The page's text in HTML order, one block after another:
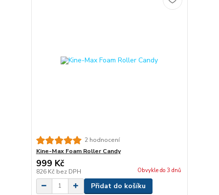
2 hodnocení
Kine-Max Foam Roller Candy
999 Kč
826 Kč bez DPH Obvykle do 3 dnů
Přidat do košíku